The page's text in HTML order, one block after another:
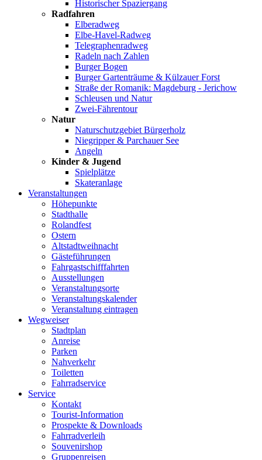
Historischer Spaziergang
Radfahren
Elberadweg
Elbe-Havel-Radweg
Telegraphenradweg
Radeln nach Zahlen
Burger Bogen
Burger Gartenträume & Külzauer Forst
Straße der Romanik: Magdeburg - Jerichow
Schleusen und Natur
Zwei-Fährentour
Natur
Naturschutzgebiet Bürgerholz
Niegripper & Parchauer See
Angeln
Kinder & Jugend
Spielplätze
Skateranlage
Veranstaltungen
Höhepunkte
Stadthalle
Rolandfest
Ostern
Altstadtweihnacht
Gästeführungen
Fahrgastschifffahrten
Ausstellungen
Veranstaltungsorte
Veranstaltungskalender
Veranstaltung eintragen
Wegweiser
Stadtplan
Anreise
Parken
Nahverkehr
Toiletten
Fahrradservice
Service
Kontakt
Tourist-Information
Prospekte & Downloads
Fahrradverleih
Souvenirshop
Gruppenreisen